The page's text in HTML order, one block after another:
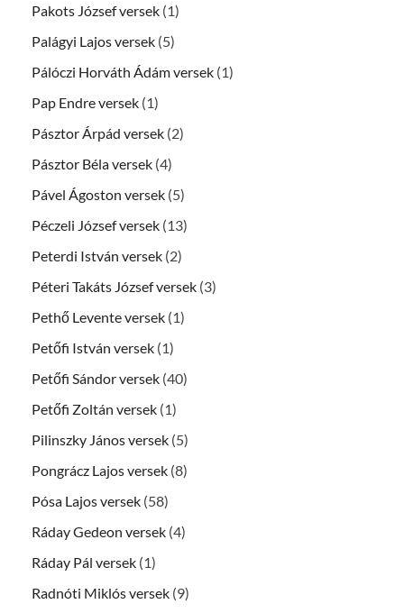
Pakots József versek (1)
Palágyi Lajos versek (5)
Pálóczi Horváth Ádám versek (1)
Pap Endre versek (1)
Pásztor Árpád versek (2)
Pásztor Béla versek (4)
Pável Ágoston versek (5)
Péczeli József versek (13)
Peterdi István versek (2)
Péteri Takáts József versek (3)
Pethő Levente versek (1)
Petőfi István versek (1)
Petőfi Sándor versek (40)
Petőfi Zoltán versek (1)
Pilinszky János versek (5)
Pongrácz Lajos versek (8)
Pósa Lajos versek (58)
Ráday Gedeon versek (4)
Ráday Pál versek (1)
Radnóti Miklós versek (9)